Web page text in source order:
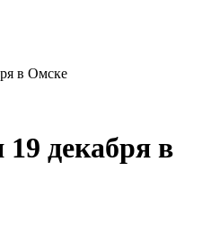
в Омске
декабря в